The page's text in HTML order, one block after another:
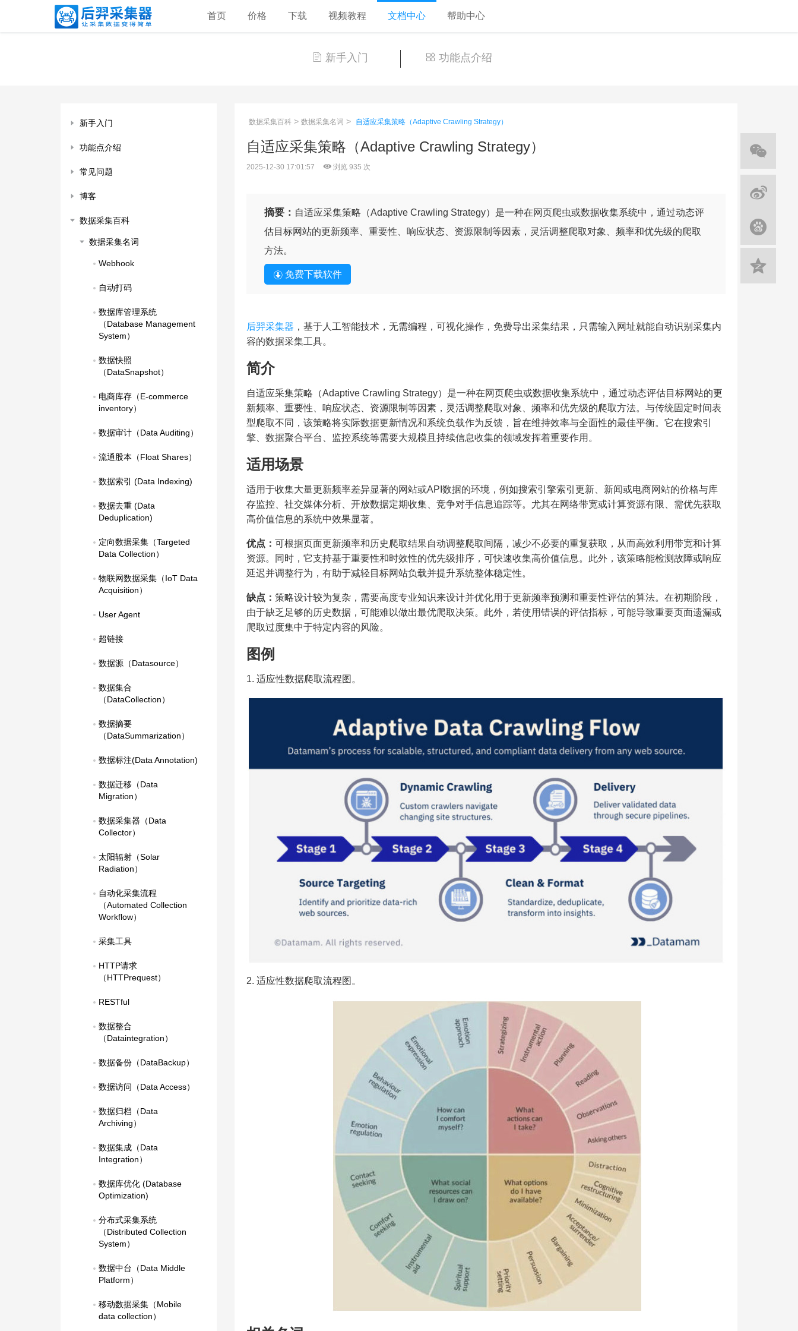
首页 价格 下载 视频教程 文档中心 帮助中心
新手入门 功能点介绍
新手入门
功能点介绍
常见问题
博客
数据采集百科
数据采集名词
Webhook
自动打码
数据库管理系统
（Database Management
System）
数据快照
（DataSnapshot）
电商库存（E-commerce
inventory）
数据审计（Data Auditing）
流通股本（Float Shares）
数据索引 (Data Indexing)
数据去重 (Data
Deduplication)
定向数据采集（Targeted
Data Collection）
物联网数据采集（IoT Data
Acquisition）
User Agent
超链接
数据源（Datasource）
数据集合
（DataCollection）
数据摘要
（DataSummarization）
数据标注(Data Annotation)
数据迁移（Data
Migration）
数据采集器（Data
Collector）
太阳辐射（Solar
Radiation）
自动化采集流程
（Automated Collection
Workflow）
采集工具
HTTP请求
（HTTPrequest）
RESTful
数据整合
（Dataintegration）
数据备份（DataBackup）
数据访问（Data Access）
数据归档（Data
Archiving）
数据集成（Data
Integration）
数据库优化 (Database
Optimization)
分布式采集系统
（Distributed Collection
System）
数据中台（Data Middle
Platform）
移动数据采集（Mobile
data collection）
数据采集百科 > 数据采集名词 > 自适应采集策略（Adaptive Crawling Strategy）
自适应采集策略（Adaptive Crawling Strategy）
2025-12-30 17:01:57 浏览 935 次
摘要： 自适应采集策略（Adaptive Crawling Strategy）是一种在网页爬虫或数据收集系统中，通过动态评
估目标网站的更新频率、重要性、响应状态、资源限制等因素，灵活调整爬取对象、频率和优先级的爬取
方法。
免费下载软件
后羿采集器 ，基于人工智能技术，无需编程，可视化操作，免费导出采集结果，只需输入网址就能自动识别采集内
容的数据采集工具。
简介
自适应采集策略（Adaptive Crawling Strategy）是一种在网页爬虫或数据收集系统中，通过动态评估目标网站的更
新频率、重要性、响应状态、资源限制等因素，灵活调整爬取对象、频率和优先级的爬取方法。与传统固定时间表
型爬取不同，该策略将实际数据更新情况和系统负载作为反馈，旨在维持效率与全面性的最佳平衡。它在搜索引
擎、数据聚合平台、监控系统等需要大规模且持续信息收集的领域发挥着重要作用。
适用场景
适用于收集大量更新频率差异显著的网站或API数据的环境，例如搜索引擎索引更新、新闻或电商网站的价格与库
存监控、社交媒体分析、开放数据定期收集、竞争对手信息追踪等。尤其在网络带宽或计算资源有限、需优先获取
高价值信息的系统中效果显著。
优点： 可根据页面更新频率和历史爬取结果自动调整爬取间隔，减少不必要的重复获取，从而高效利用带宽和计算
资源。同时，它支持基于重要性和时效性的优先级排序，可快速收集高价值信息。此外，该策略能检测故障或响应
延迟并调整行为，有助于减轻目标网站负载并提升系统整体稳定性。
缺点： 策略设计较为复杂，需要高度专业知识来设计并优化用于更新频率预测和重要性评估的算法。在初期阶段，
由于缺乏足够的历史数据，可能难以做出最优爬取决策。此外，若使用错误的评估指标，可能导致重要页面遗漏或
爬取过度集中于特定内容的风险。
图例
1. 适应性数据爬取流程图。
2. 适应性数据爬取流程图。